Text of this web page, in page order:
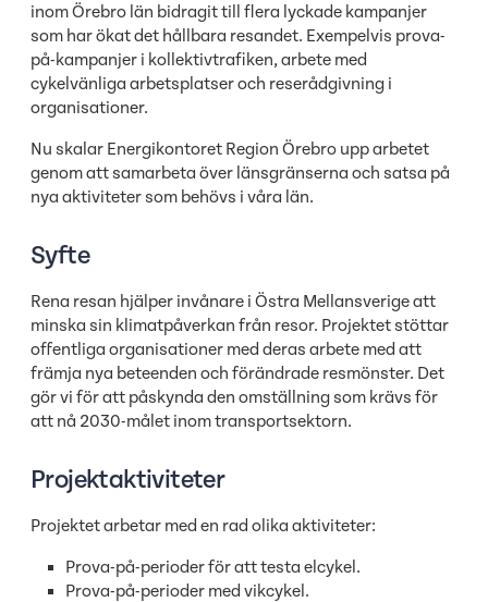
inom Örebro län bidragit till flera lyckade kampanjer
som har ökat det hållbara resandet. Exempelvis prova-
på-kampanjer i kollektivtrafiken, arbete med
cykelvänliga arbetsplatser och reserådgivning i
organisationer.
Nu skalar Energikontoret Region Örebro upp arbetet
genom att samarbeta över länsgränserna och satsa på
nya aktiviteter som behövs i våra län.
Syfte
Rena resan hjälper invånare i Östra Mellansverige att
minska sin klimatpåverkan från resor. Projektet stöttar
offentliga organisationer med deras arbete med att
främja nya beteenden och förändrade resmönster. Det
gör vi för att påskynda den omställning som krävs för
att nå 2030-målet inom transportsektorn.
Projektaktiviteter
Projektet arbetar med en rad olika aktiviteter:
Prova-på-perioder för att testa elcykel.
Prova-på-perioder med vikcykel.